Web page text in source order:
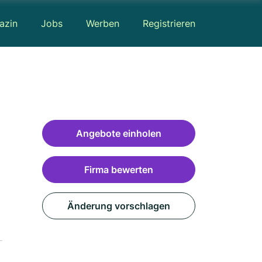
Jobs Werben Registrieren
Angebote einholen
Firma bewerten
Änderung vorschlagen